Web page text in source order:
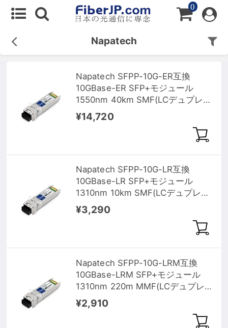
0
Napatech
Napatech SFPP-10G-ER互換
10GBase-ER SFP+モジュール
1550nm 40km SMF(LCデュプレッ
クス) DOM
¥14,720
Napatech SFPP-10G-LR互換
10GBase-LR SFP+モジュール
1310nm 10km SMF(LCデュプレッ
クス) DOM
¥3,290
Napatech SFPP-10G-LRM互換
10GBase-LRM SFP+モジュール
1310nm 220m MMF(LCデュプレ
ックス) DOM
¥2,910